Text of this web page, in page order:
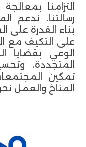
التزامنا
رسالتنا. ندعم
بناء القدرة على
على التكيف مع
الوعي بقضايا
المتجددة،
تمكين
المناخ والعمل